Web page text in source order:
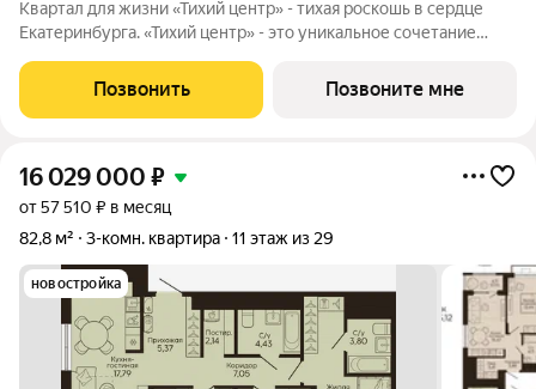
Квартал для жизни «Тихий центр» - тихая роскошь в сердце
Екатеринбурга. «Тихий центр» - это уникальное сочетание
инфраструктуры. Соседство с главными
достопримечательностями, лучшими ресторанами и
Позвонить Позвоните мне
16 029 000 ₽
от 57 510 ₽ в месяц
82,8 м²
3-комн. квартира 11 этаж из 29
новостройка